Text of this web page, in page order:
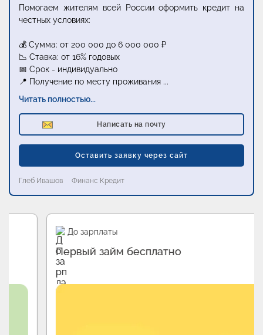
Помогаем жителям всей России оформить кредит на
честных условиях:
💰 Сумма: от 200 000 до 6 000 000 ₽
📉 Ставка: от 16% годовых
📅 Срок - индивидуально
📍 Получение по месту проживания ...
Читать полностью...
Написать на почту
Оставить заявку через сайт
Глеб Ивашов Финанс Кредит
Промо
До зарплаты
Первый займ бесплатно